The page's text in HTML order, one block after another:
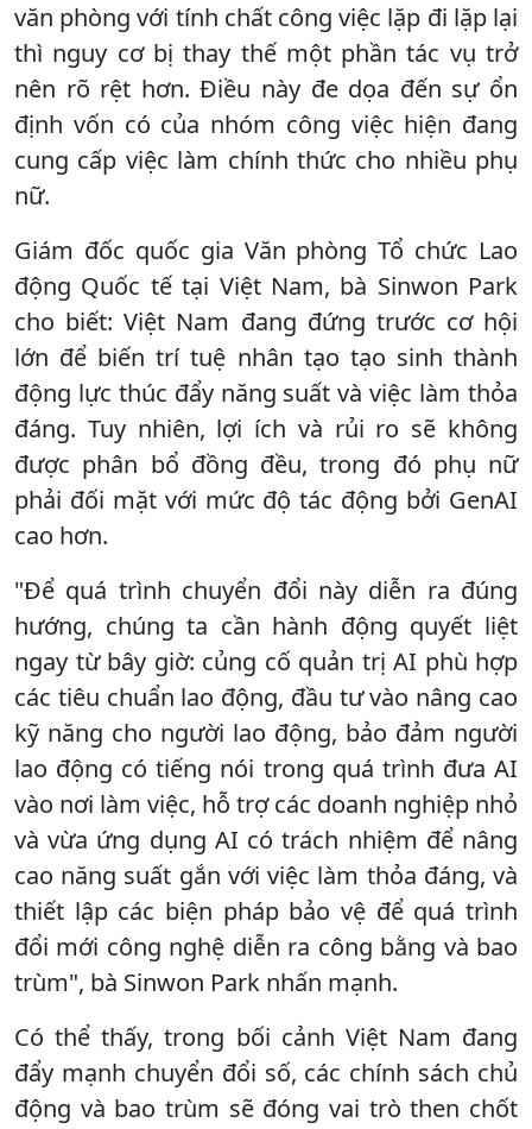
văn phòng với tính chất công việc lặp đi lặp lại
thì nguy cơ bị thay thế một phần tác vụ trở
nên rõ rệt hơn. Điều này đe dọa đến sự ổn
định vốn có của nhóm công việc hiện đang
cung cấp việc làm chính thức cho nhiều phụ
nữ.
Giám đốc quốc gia Văn phòng Tổ chức Lao
động Quốc tế tại Việt Nam, bà Sinwon Park
cho biết: Việt Nam đang đứng trước cơ hội
lớn để biến trí tuệ nhân tạo tạo sinh thành
động lực thúc đẩy năng suất và việc làm thỏa
đáng. Tuy nhiên, lợi ích và rủi ro sẽ không
được phân bổ đồng đều, trong đó phụ nữ
phải đối mặt với mức độ tác động bởi GenAI
cao hơn.
"Để quá trình chuyển đổi này diễn ra đúng
hướng, chúng ta cần hành động quyết liệt
ngay từ bây giờ: củng cố quản trị AI phù hợp
các tiêu chuẩn lao động, đầu tư vào nâng cao
kỹ năng cho người lao động, bảo đảm người
lao động có tiếng nói trong quá trình đưa AI
vào nơi làm việc, hỗ trợ các doanh nghiệp nhỏ
và vừa ứng dụng AI có trách nhiệm để nâng
cao năng suất gắn với việc làm thỏa đáng, và
thiết lập các biện pháp bảo vệ để quá trình
đổi mới công nghệ diễn ra công bằng và bao
trùm", bà Sinwon Park nhấn mạnh.
Có thể thấy, trong bối cảnh Việt Nam đang
đẩy mạnh chuyển đổi số, các chính sách chủ
động và bao trùm sẽ đóng vai trò then chốt